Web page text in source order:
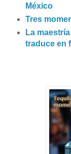
México
Tres
La
traduce en